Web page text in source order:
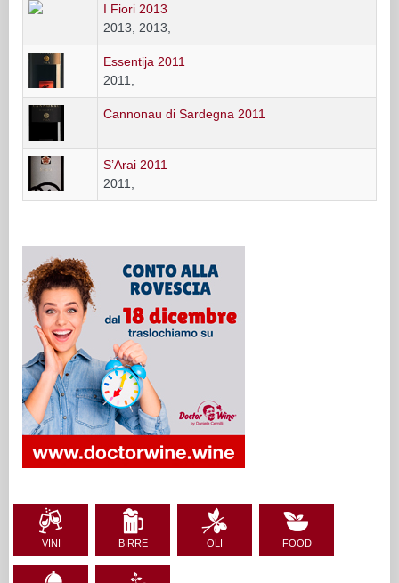
I Fiori 2013
2013, 2013,
Essentija 2011
2011,
Cannonau di Sardegna 2011
S’Arai 2011
2011,
VINI BIRRE OLI FOOD